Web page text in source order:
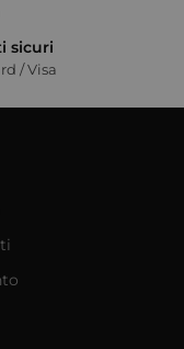
sicuri
/ Visa